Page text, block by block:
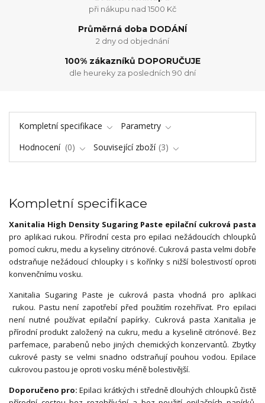
při nákupu nad 1500 Kč
Průměrná doba DODÁNÍ
2 dny od objednání
100% zákazníků DOPORUČUJE
dle heureky za posledních 90 dní
Kompletní specifikace
Parametry
Hodnocení
0 Související zboží 3
Kompletní specifikace
Xanitalia High Density Sugaring Paste epilační cukrová pasta
pro aplikaci rukou. Přírodní cesta pro epilaci nežádoucích chloupků
pomocí cukru, medu a kyseliny citrónové. Cukrová pasta velmi dobře
odstraňuje nežádoucí chloupky i s kořínky s nižší bolestivostí oproti
konvenčnímu vosku.
Xanitalia Sugaring Paste je cukrová pasta vhodná pro aplikaci
rukou. Pastu není zapotřebí před použitím rozehřívat. Pro epilaci
není nutné používat epilační papírky. Cukrová pasta Xanitalia je
přírodní produkt založený na cukru, medu a kyselině citrónové. Bez
parfemace, parabenů nebo jiných chemických konzervantů. Zbytky
cukrové pasty se velmi snadno odstraňují pouhou vodou. Epilace
cukrovou pastou je oproti vosku méně bolestivější.
Doporučeno pro: Epilaci krátkých i středně dlouhých chloupků čistě